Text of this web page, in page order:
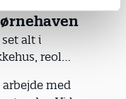
alt i
reol…
med